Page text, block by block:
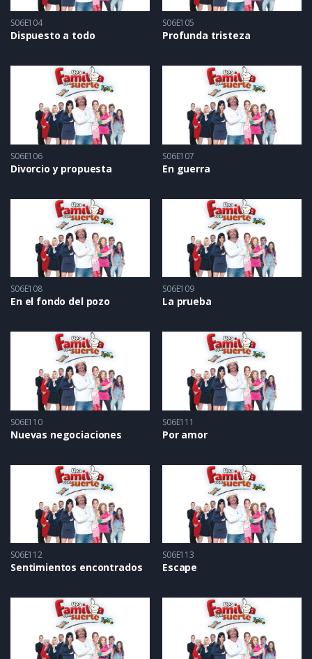
S06E104
Dispuesto a todo
S06E105
Profunda tristeza
S06E106
Divorcio y propuesta
S06E107
En guerra
S06E108
En el fondo del pozo
S06E109
La prueba
S06E110
Nuevas negociaciones
S06E111
Por amor
S06E112
Sentimientos encontrados
S06E113
Escape